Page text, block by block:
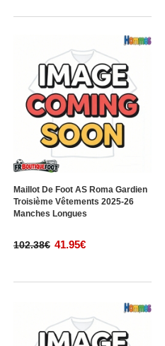
Maillot De Foot AS Roma Gardien
Troisième Vêtements 2025-26
Manches Longues
102.38€ 41.95€